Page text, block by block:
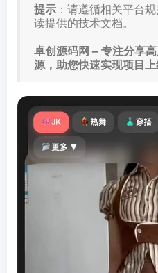
提示 ：请遵循相关平台
读提供的技术文档。
卓创源码网 – 专注分享
源，助您快速实现项目上